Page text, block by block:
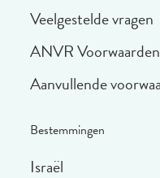
Veelgestelde vragen
ANVR Voorwaarden
Aanvullende
Bestemmingen
Israël